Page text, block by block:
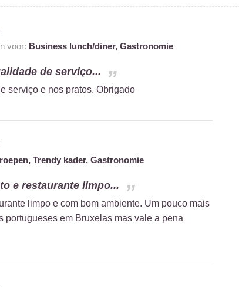
voor: Business lunch/diner, Gastronomie
de serviço...
serviço e nos pratos. Obrigado
Trendy kader, Gastronomie
e restaurante limpo...
limpo e com bom ambiente. Um pouco mais
portugueses em Bruxelas mas vale a pena